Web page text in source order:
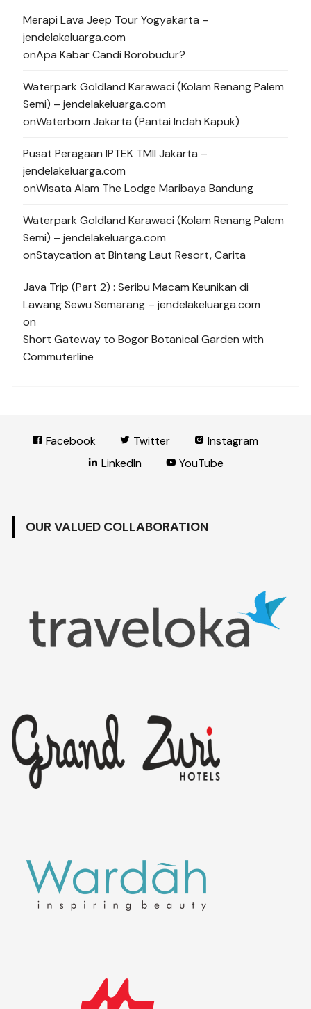
Merapi Lava Jeep Tour Yogyakarta –
jendelakeluarga.com
onApa Kabar Candi Borobudur?
Waterpark Goldland Karawaci (Kolam Renang Palem
Semi) – jendelakeluarga.com
onWaterbom Jakarta (Pantai Indah Kapuk)
Pusat Peragaan IPTEK TMII Jakarta –
jendelakeluarga.com
onWisata Alam The Lodge Maribaya Bandung
Waterpark Goldland Karawaci (Kolam Renang Palem
Semi) – jendelakeluarga.com
onStaycation at Bintang Laut Resort, Carita
Java Trip (Part 2) : Seribu Macam Keunikan di
Lawang Sewu Semarang – jendelakeluarga.com
on
Short Gateway to Bogor Botanical Garden with
Commuterline
Facebook Twitter
Instagram
LinkedIn
YouTube
OUR VALUED COLLABORATION